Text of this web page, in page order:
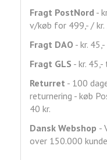
Fragt PostNord -
v/køb for 499,- /
Fragt DAO - kr.
Fragt GLS - kr.
Returret - 100
returnering - køb
40 kr.
Dansk Webshop -
over 150.000